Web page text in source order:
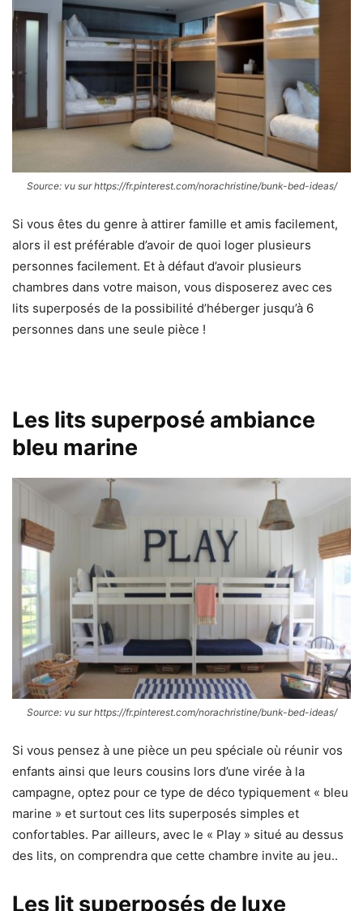
Source: vu sur https://fr.pinterest.com/norachristine/bunk-bed-ideas/
Si vous êtes du genre à attirer famille et amis facilement,
alors il est préférable d’avoir de quoi loger plusieurs
personnes facilement. Et à défaut d’avoir plusieurs
chambres dans votre maison, vous disposerez avec ces
lits superposés de la possibilité d’héberger jusqu’à 6
personnes dans une seule pièce !
Les lits superposé ambiance
bleu marine
Source: vu sur https://fr.pinterest.com/norachristine/bunk-bed-ideas/
Si vous pensez à une pièce un peu spéciale où réunir vos
enfants ainsi que leurs cousins lors d’une virée à la
campagne, optez pour ce type de déco typiquement « bleu
marine » et surtout ces lits superposés simples et
confortables. Par ailleurs, avec le « Play » situé au dessus
des lits, on comprendra que cette chambre invite au jeu..
Les lit superposés de luxe